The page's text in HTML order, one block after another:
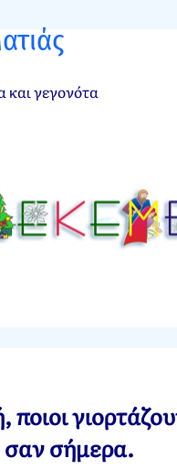
γεγονότα
ποιοι
σαν σήμερα.